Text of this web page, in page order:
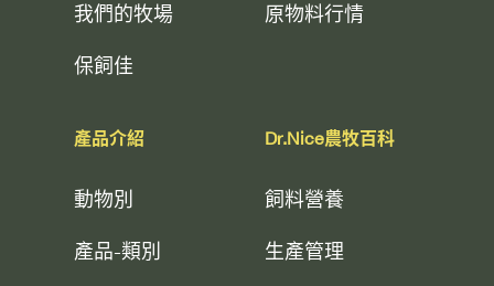
我們的牧場
保飼佳
原物料行情
產品介紹
動物別
產品-類別
Dr.Nice農牧百科
飼料營養
生產管理